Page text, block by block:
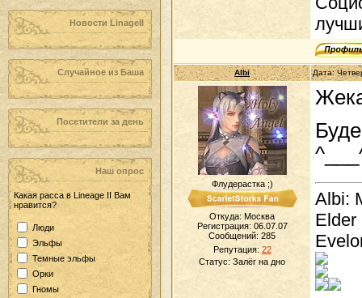
Новости LinageII
Случайное из Баша
Посетители за день
Наш опрос
Какая расса в Lineage II Вам
нравится?
Люди
Эльфы
Темные эльфы
Орки
Гномы
Albi Дата:
Флудерастка ;)
Откуда: Москва
Регистрация: 06.07.07
Сообщений: 285
Репутация: 22
Статус: Залёг на дно
Albi:
Elder